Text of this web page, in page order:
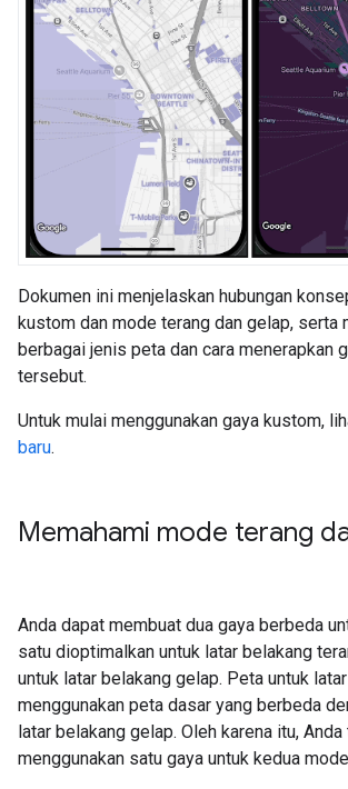
Dokumen ini menjelaskan hubungan
kustom dan mode terang dan gelap, serta
berbagai jenis peta dan cara menerapkan
tersebut.
Untuk mulai menggunakan gaya kustom,
baru.
Memahami mode terang
Anda dapat membuat dua gaya berbeda
satu dioptimalkan untuk latar belakang
untuk latar belakang gelap. Peta untuk
menggunakan peta dasar yang berbeda
latar belakang gelap. Oleh karena itu,
menggunakan satu gaya untuk kedua